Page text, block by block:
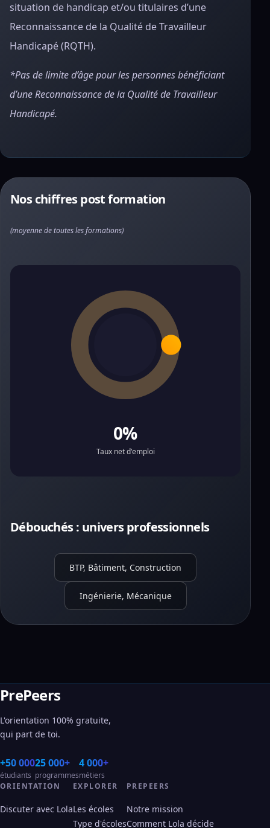
situation de handicap et/ou titulaires d’une
Reconnaissance de la Qualité de Travailleur
Handicapé (RQTH).
*Pas de limite d’âge pour les personnes bénéficiant
d’une Reconnaissance de la Qualité de Travailleur
Handicapé.
Nos chiffres post formation
(moyenne de toutes les formations)
0%
Taux net d'emploi
Débouchés : univers professionnels
BTP, Bâtiment, Construction
Ingénierie, Mécanique
PrePeers
L'orientation 100% gratuite,
qui part de toi.
+50 000
étudiants
25 000+
programmes
4 000+
métiers
ORIENTATION
Discuter avec Lola
EXPLORER
Les écoles
Type d'écoles
PREPEERS
Notre mission
Comment Lola décide